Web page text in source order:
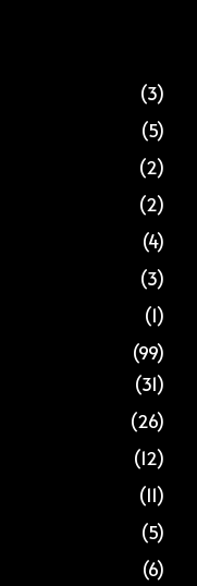
(3)
(5)
(2)
(2)
(4)
(3)
(1)
(99)
(31)
(26)
(12)
(11)
(5)
(6)